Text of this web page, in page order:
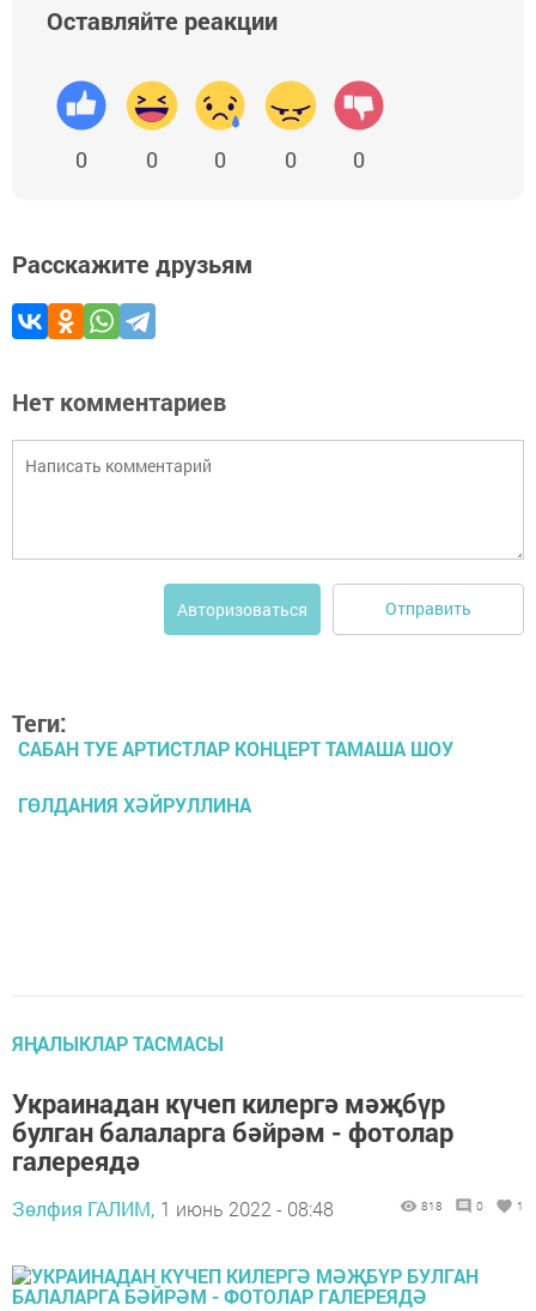
Оставляйте реакции
0 0 0 0 0
Расскажите друзьям
Нет комментариев
Авторизоваться Отправить
Теги:
САБАН ТУЕ АРТИСТЛАР КОНЦЕРТ ТАМАША ШОУ
ГӨЛДАНИЯ ХӘЙРУЛЛИНА
ЯҢАЛЫКЛАР ТАСМАСЫ
Украинадан күчеп килергә мәҗбүр
булган балаларга бәйрәм - фотолар
галереядә
Зөлфия ГАЛИМ, 1 июнь 2022 - 08:48 818 0 1